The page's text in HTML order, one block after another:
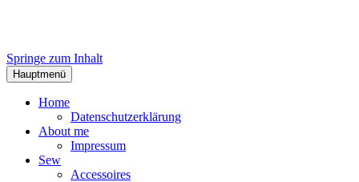
Springe zum Inhalt
Hauptmenü
Home
Datenschutzerklärung
About me
Impressum
Sew
Accessoires